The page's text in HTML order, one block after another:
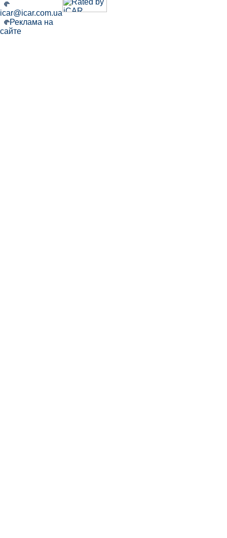
icar@icar.com.ua
Реклама на
сайте